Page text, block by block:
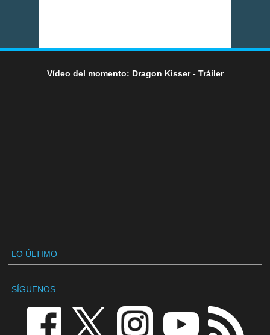
Vídeo del momento: Dragon Kisser - Tráiler
LO ÚLTIMO
SÍGUENOS